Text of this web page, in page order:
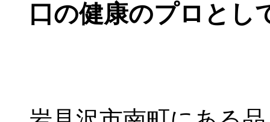
口の健康のプロとし